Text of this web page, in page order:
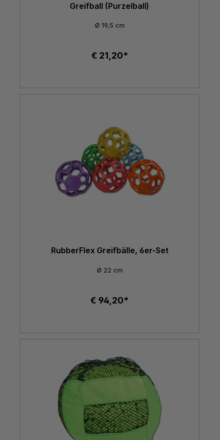
Greifball (Purzelball)
Ø 19,5 cm
€ 21,20*
RubberFlex Greifbälle, 6er-Set
Ø 22 cm
€ 94,20*